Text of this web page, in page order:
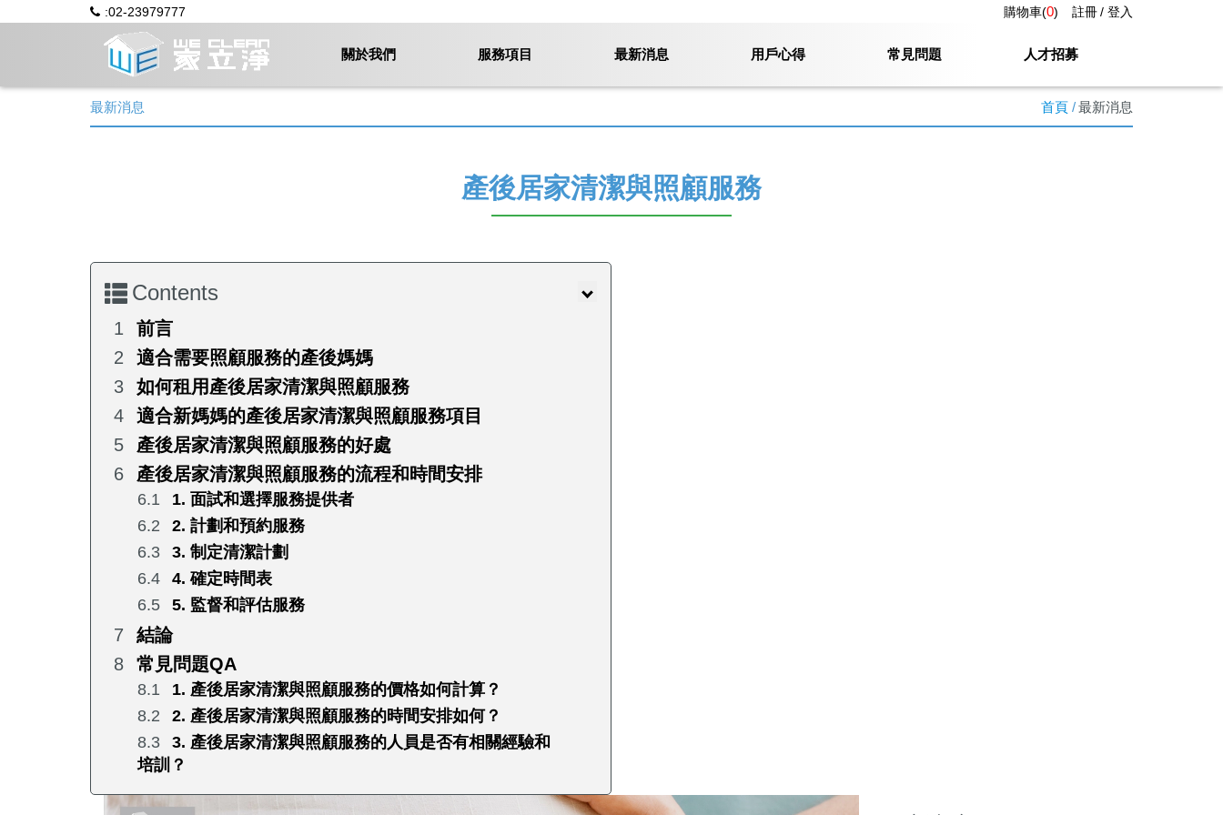
:02-23979777 註冊 登入
購物車(0)
關於我們 服務項目 最新消息 用戶心得 常見問題 人才招募
最新消息 首頁 最新消息
產後居家清潔與照顧服務
Contents
前言
適合需要照顧服務的產後媽媽
如何租用產後居家清潔與照顧服務
適合新媽媽的產後居家清潔與照顧服務項目
產後居家清潔與照顧服務的好處
產後居家清潔與照顧服務的流程和時間安排
1. 面試和選擇服務提供者
2. 計劃和預約服務
3. 制定清潔計劃
4. 確定時間表
5. 監督和評估服務
結論
常見問題QA
1. 產後居家清潔與照顧服務的價格如何計算？
2. 產後居家清潔與照顧服務的時間安排如何？
3. 產後居家清潔與照顧服務的人員是否有相關經驗和
培訓？